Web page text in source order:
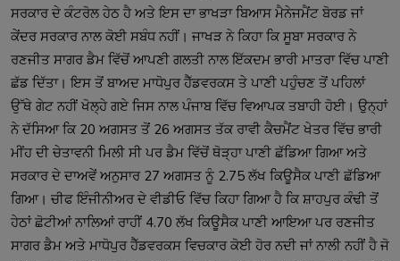
ਸਰਕਾਰ ਦੇ ਕੰਟਰੋਲ ਹੇਠ ਹੈ ਅਤੇ ਇਸ ਦਾ ਭਾਖੜਾ ਬਿਆਸ ਮੈਨੇਜਮੈਂਟ ਬੋਰਡ ਜਾਂ
ਕੇਂਦਰ ਸਰਕਾਰ ਨਾਲ ਕੋਈ ਸਬੰਧ ਨਹੀਂ। ਜਾਖੜ ਨੇ ਕਿਹਾ ਕਿ ਸੂਬਾ ਸਰਕਾਰ ਨੇ
ਰਣਜੀਤ ਸਾਗਰ ਡੈਮ ਵਿੱਚੋਂ ਆਪਣੀ ਗਲਤੀ ਨਾਲ ਇੱਕਦਮ ਭਾਰੀ ਮਾਤਰਾ ਵਿੱਚ ਪਾਣੀ
ਛੱਡ ਦਿੱਤਾ। ਇਸ ਤੋਂ ਬਾਅਦ ਮਾਧੋਪੁਰ ਹੈੱਡਵਰਕਸ ਤੇ ਪਾਣੀ ਪਹੁੰਚਣ ਤੋਂ ਪਹਿਲਾਂ
ਉੱਥੇ ਗੇਟ ਨਹੀਂ ਖੋਲ੍ਹੇ ਗਏ ਜਿਸ ਨਾਲ ਪੰਜਾਬ ਵਿੱਚ ਵਿਆਪਕ ਤਬਾਹੀ ਹੋਈ। ਉਨ੍ਹਾਂ
ਨੇ ਦੱਸਿਆ ਕਿ 20 ਅਗਸਤ ਤੋਂ 26 ਅਗਸਤ ਤੱਕ ਰਾਵੀ ਕੈਚਮੈਂਟ ਖੇਤਰ ਵਿੱਚ ਭਾਰੀ
ਮੀਂਹ ਦੀ ਚੇਤਾਵਨੀ ਮਿਲੀ ਸੀ ਪਰ ਡੈਮ ਵਿੱਚੋਂ ਥੋੜ੍ਹਾ ਪਾਣੀ ਛੱਡਿਆ ਗਿਆ ਅਤੇ
ਸਰਕਾਰ ਦੇ ਦਾਅਵੇਂ ਅਨੁਸਾਰ 27 ਅਗਸਤ ਨੂੰ 2.75 ਲੱਖ ਕਿਊਸੈਕ ਪਾਣੀ ਛੱਡਿਆ
ਗਿਆ। ਚੀਫ ਇੰਜੀਨੀਅਰ ਦੇ ਵੀਡੀਓ ਵਿੱਚ ਕਿਹਾ ਗਿਆ ਹੈ ਕਿ ਸ਼ਾਹਪੁਰ ਕੰਢੀ ਤੋਂ
ਹੇਠਾਂ ਛੋਟੀਆਂ ਨਾਲਿਆਂ ਰਾਹੀਂ 4.70 ਲੱਖ ਕਿਊਸੈਕ ਪਾਣੀ ਆਇਆ ਪਰ ਰਣਜੀਤ
ਸਾਗਰ ਡੈਮ ਅਤੇ ਮਾਧੋਪੁਰ ਹੈੱਡਵਰਕਸ ਵਿਚਕਾਰ ਕੋਈ ਹੋਰ ਨਦੀ ਜਾਂ ਨਾਲੀ ਨਹੀਂ ਹੈ ਜੋ